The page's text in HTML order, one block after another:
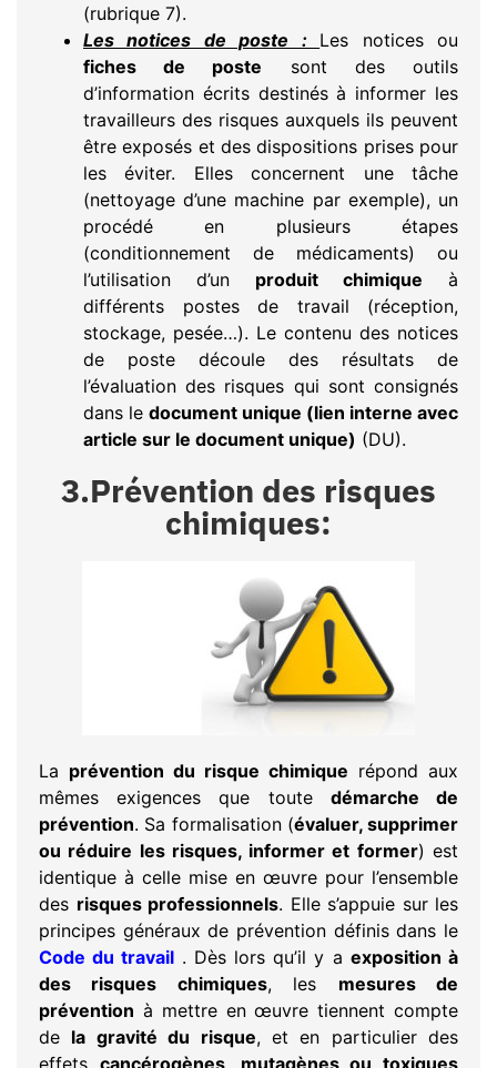
(rubrique 7).
Les notices de poste : Les notices ou
fiches de poste sont des outils
d’information écrits destinés à informer les
travailleurs des risques auxquels ils peuvent
être exposés et des dispositions prises pour
les éviter. Elles concernent une tâche
(nettoyage d’une machine par exemple), un
procédé en plusieurs étapes
(conditionnement de médicaments) ou
l’utilisation d’un produit chimique à
différents postes de travail (réception,
stockage, pesée…). Le contenu des notices
de poste découle des résultats de
l’évaluation des risques qui sont consignés
dans le document unique (lien interne avec
article sur le document unique) (DU).
3.Prévention des risques
chimiques:
La prévention du risque chimique répond aux
mêmes exigences que toute démarche de
prévention. Sa formalisation (évaluer, supprimer
ou réduire les risques, informer et former) est
identique à celle mise en œuvre pour l’ensemble
des risques professionnels. Elle s’appuie sur les
principes généraux de prévention définis dans le
Code du travail . Dès lors qu’il y a exposition à
des risques chimiques, les mesures de
prévention à mettre en œuvre tiennent compte
de la gravité du risque, et en particulier des
effets cancérogènes, mutagènes ou toxiques